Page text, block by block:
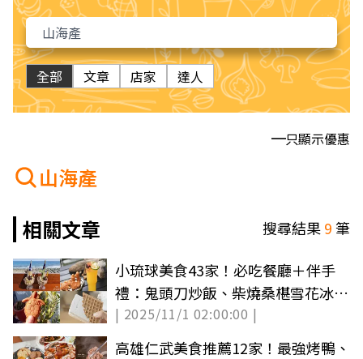
全部 文章 店家 達人
只顯示優惠
山海產
相關文章
搜尋結果9筆
小琉球美食43家！必吃餐廳＋伴手
禮：鬼頭刀炒飯、柴燒桑椹雪花冰、
梅子麻花捲
| 2025/11/1 02:00:00 |
高雄仁武美食推薦12家！最強烤鴨、